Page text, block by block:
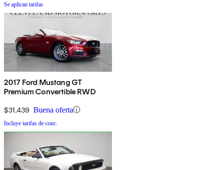
Se aplican tarifas
2017 Ford Mustang GT
Premium Convertible RWD
$31,439 Buena oferta
Incluye tarifas de conc.